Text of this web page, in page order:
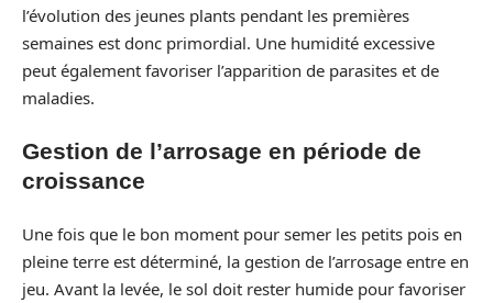
l’évolution des jeunes plants pendant les premières
semaines est donc primordial. Une humidité excessive
peut également favoriser l’apparition de parasites et de
maladies.
Gestion de l’arrosage en période de
croissance
Une fois que le bon moment pour semer les petits pois en
pleine terre est déterminé, la gestion de l’arrosage entre en
jeu. Avant la levée, le sol doit rester humide pour favoriser